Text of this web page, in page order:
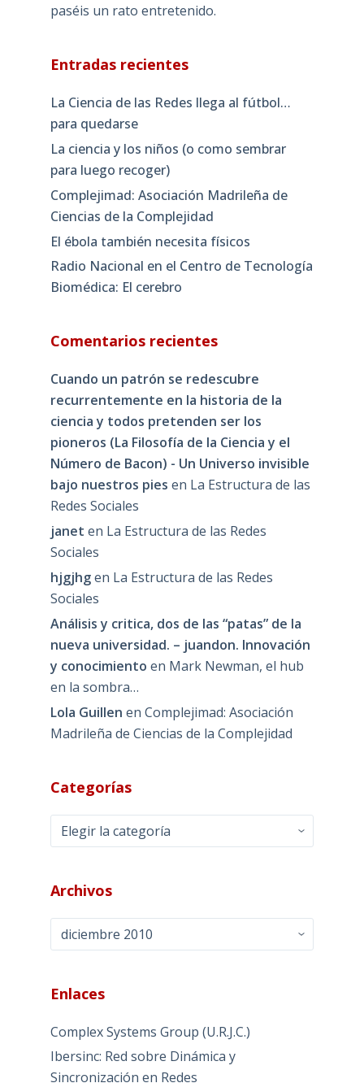
paséis un rato entretenido.
Entradas recientes
La Ciencia de las Redes llega al fútbol…
para quedarse
La ciencia y los niños (o como sembrar
para luego recoger)
Complejimad: Asociación Madrileña de
Ciencias de la Complejidad
El ébola también necesita físicos
Radio Nacional en el Centro de Tecnología
Biomédica: El cerebro
Comentarios recientes
Cuando un patrón se redescubre
recurrentemente en la historia de la
ciencia y todos pretenden ser los
pioneros (La Filosofía de la Ciencia y el
Número de Bacon) - Un Universo invisible
bajo nuestros pies en La Estructura de las
Redes Sociales
janet en La Estructura de las Redes
Sociales
hjgjhgen La Estructura de las Redes
Sociales
Análisis y critica, dos de las “patas” de la
nueva universidad. – juandon. Innovación
y conocimiento en Mark Newman, el hub
en la sombra…
Lola Guillen en Complejimad: Asociación
Madrileña de Ciencias de la Complejidad
Categorías
Categorías
Archivos
Archivos
Enlaces
Complex Systems Group (U.R.J.C.)
Ibersinc: Red sobre Dinámica y
Sincronización en Redes